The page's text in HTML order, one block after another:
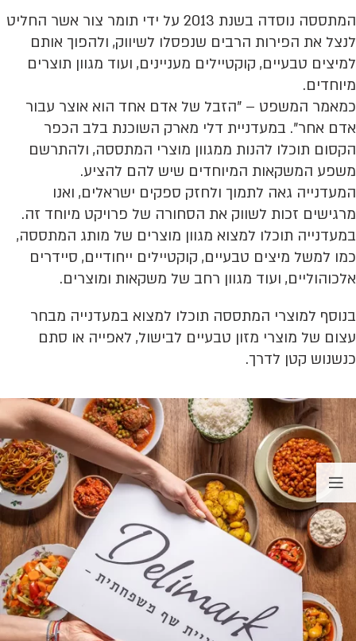
המתססה נוסדה בשנת 2013 על ידי תומר צור אשר החליט
לנצל את הפירות הרבים שנפסלו לשיווק, ולהפוך אותם
למיצים טבעיים, קוקטיילים מעניינים, ועוד מגוון תוצרים
מיוחדים.
כמאמר המשפט – "הזבל של אדם אחד הוא אוצר עבור
אדם אחר". במעדניית דלי מארק השוכנת בלב הכפר
הקסום תוכלו להנות ממגוון מוצרי המתססה, ולהתרשם
משפע המשקאות המיוחדים שיש להם להציע.
המעדנייה גאה לתמוך ולחזק ספקים ישראלים, ואנו
מרגישים זכות לשווק את הסחורה של פרויקט מיוחד זה.
במעדנייה תוכלו למצוא מגוון מוצרים של מותג המתססה,
כמו למשל מיצים טבעיים, קוקטיילים ייחודיים, סיידרים
אלכוהוליים, ועוד מגוון רחב של משקאות ומוצרים.
בנוסף למוצרי המתססה תוכלו למצוא במעדנייה מבחר
עצום של מוצרי מזון טבעיים לבישול, לאפייה או סתם
כנשנוש קטן לדרך.